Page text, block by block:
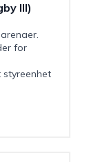
III)
for
styreenhet